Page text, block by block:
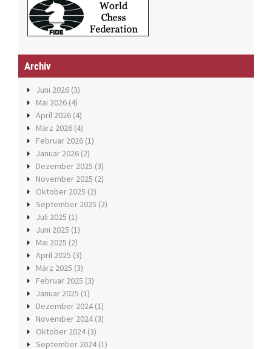
Archiv
Juni 2026 (3)
Mai 2026 (4)
April 2026 (4)
März 2026 (4)
Februar 2026 (1)
Januar 2026 (2)
Dezember 2025 (3)
November 2025 (2)
Oktober 2025 (2)
September 2025 (2)
Juli 2025 (1)
Juni 2025 (1)
Mai 2025 (2)
April 2025 (3)
März 2025 (3)
Februar 2025 (3)
Januar 2025 (1)
Dezember 2024 (1)
November 2024 (3)
Oktober 2024 (3)
September 2024 (1)